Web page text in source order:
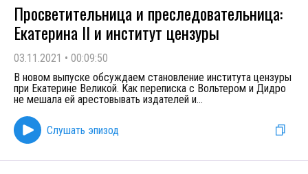
Просветительница и преследовательница:
Екатерина II и институт цензуры
03.11.2021 • 00:09:50
В новом выпуске обсуждаем становление института цензуры
при Екатерине Великой. Как переписка с Вольтером и Дидро
не мешала ей арестовывать издателей и...
Слушать эпизод